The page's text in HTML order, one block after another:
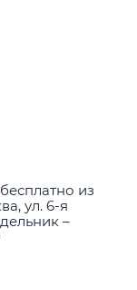
из
ул. 6-я
–